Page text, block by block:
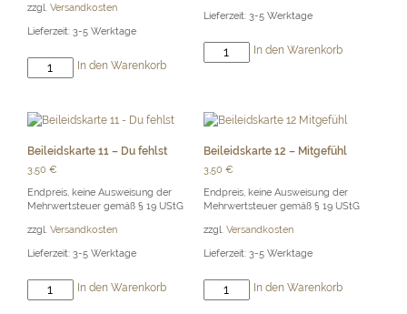
zzgl. Versandkosten
Lieferzeit: 3-5 Werktage
In den Warenkorb
Beileidskarte
9
Ohne
dich
Lieferzeit: 3-5 Werktage
In den Warenkorb
Beileidskarte
10
fehlst
Menge
Beileidskarte 11 – Du fehlst
3,50 €
Endpreis, keine Ausweisung der
Mehrwertsteuer gemäß § 19 UStG
zzgl. Versandkosten
Lieferzeit: 3-5 Werktage
In den Warenkorb
Beileidskarte
11
Beileidskarte 12 – Mitgefühl
3,50 €
Endpreis, keine Ausweisung der
Mehrwertsteuer gemäß § 19 UStG
zzgl. Versandkosten
Lieferzeit: 3-5 Werktage
In den Warenkorb
Beileidskarte
12